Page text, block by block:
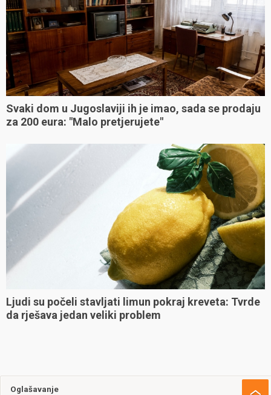
Svaki dom u Jugoslaviji ih je imao, sada se prodaju
za 200 eura: "Malo pretjerujete"
Ljudi su počeli stavljati limun pokraj kreveta: Tvrde
da rješava jedan veliki problem
Oglašavanje